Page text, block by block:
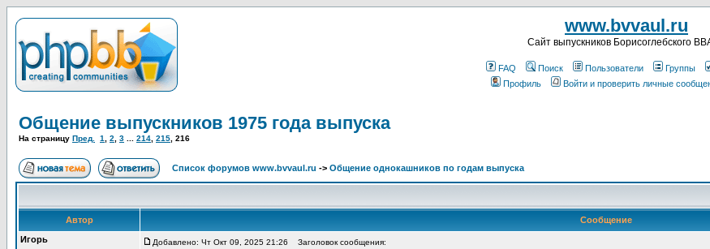
www.bvvaul.ru
Cайт выпускников Борисоглебского
FAQ Поиск Пользователи Группы
Профиль
Войти и проверить личные
Общение выпускников 1975 года выпуска
На страницу Пред. 1 2 3 214 215 216
Список форумов www.bvvaul.ru -> Общение однокашников по годам выпуска
Автор
Сообщение
Игорь
Добавлено: Чт Окт 09, 2025 21:26 Заголовок сообщения: